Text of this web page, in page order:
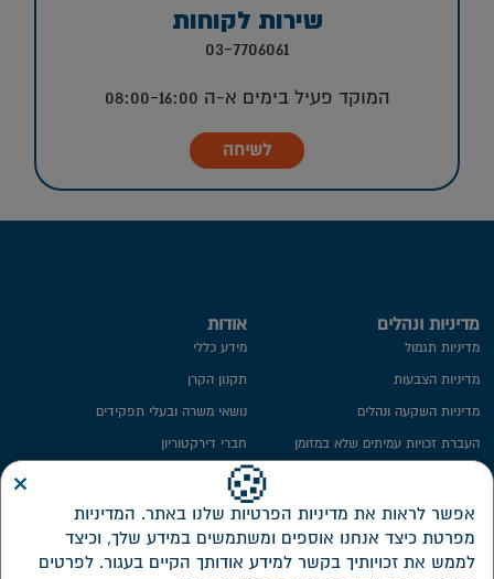
שירות לקוחות
03-7706061
המוקד פעיל בימים א-ה 08:00-16:00
לשיחה
אודות
מידע כללי
תקנון הקרן
נושאי משרה ובעלי תפקידים
חברי דירקטוריון
ועדת השקעות
ועדת הביקורת
ממונה על פניות הציבור
מבנה אחזקות
מדיניות ונהלים
מדיניות תגמול
מדיניות הצבעות
מדיניות השקעה ונהלים
העברת זכויות עמיתים שלא במזומן
מידע סטטיסטי
חתימה ממוחשבת
מדיניות פרטיות​
🍪
אפשר לראות את מדיניות הפרטיות שלנו באתר. המדיניות
מפרטת כיצד אנחנו אוספים ומשתמשים במידע שלך, וכיצד
לממש את זכויותיך בקשר למידע אודותך הקיים בעגור. לפרטים
×